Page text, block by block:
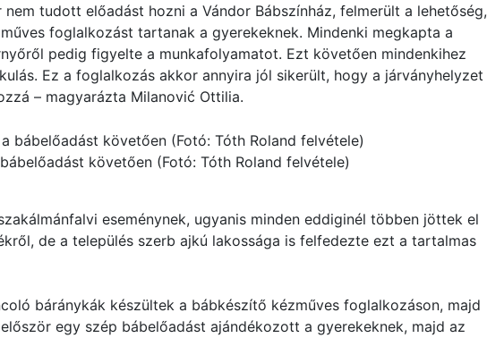
tudott előadást hozni a Vándor Bábszínház, felmerült a lehetőség,
foglalkozást tartanak a gyerekeknek. Mindenki megkapta a
pedig figyelte a munkafolyamatot. Ezt követően mindenkihez
Ez a foglalkozás akkor annyira jól sikerült, hogy a járványhelyzet
– magyarázta Milanović Ottilia.
követően (Fotó: Tóth Roland felvétele)
eseménynek, ugyanis minden eddiginél többen jöttek el
de a település szerb ajkú lakossága is felfedezte ezt a tartalmas
báránykák készültek a bábkészítő kézműves foglalkozáson, majd
egy szép bábelőadást ajándékozott a gyerekeknek, majd az